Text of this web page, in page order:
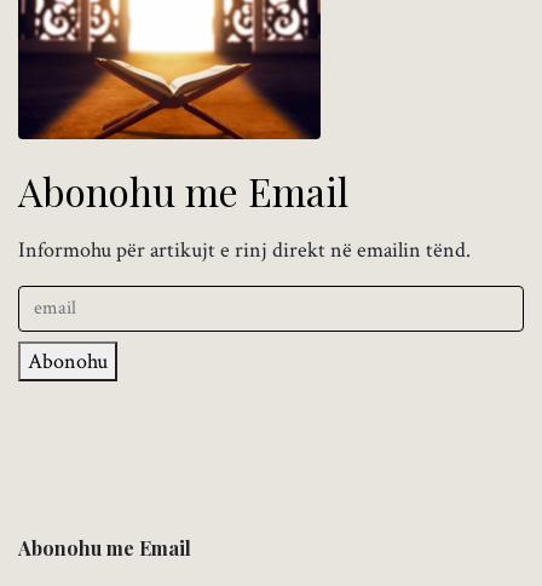
Abonohu me Email
Informohu për artikujt e rinj direkt në emailin tënd.
Abonohu
Abonohu me Email